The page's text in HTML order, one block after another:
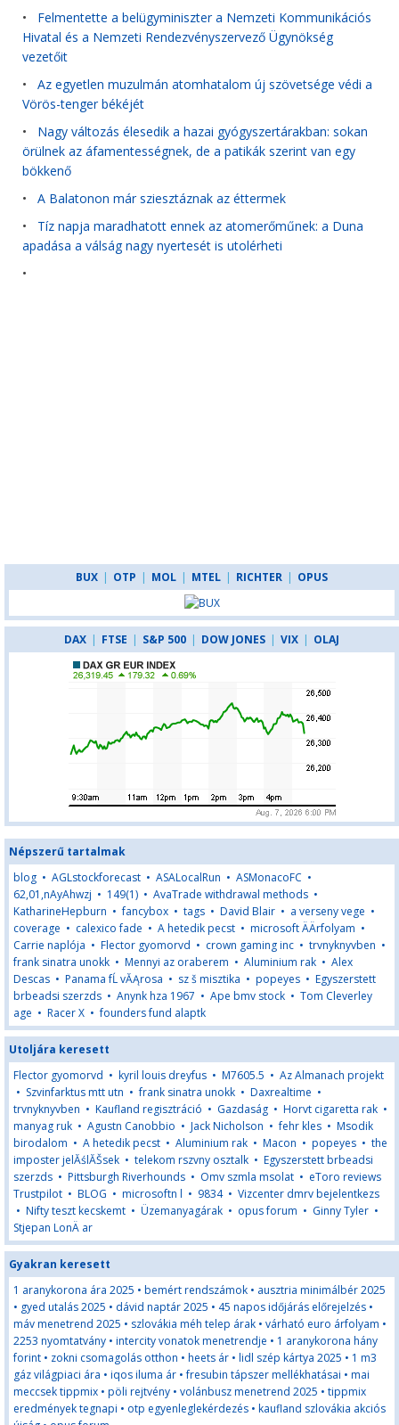
• Felmentette a belügyminiszter a Nemzeti Kommunikációs
Hivatal és a Nemzeti Rendezvényszervező Ügynökség
vezetőit
• Az egyetlen muzulmán atomhatalom új szövetsége védi a
Vörös-tenger békéjét
• Nagy változás élesedik a hazai gyógyszertárakban: sokan
örülnek az áfamentességnek, de a patikák szerint van egy
bökkenő
• A Balatonon már sziesztáznak az éttermek
• Tíz napja maradhatott ennek az atomerőműnek: a Duna
apadása a válság nagy nyertesét is utolérheti
•
BUX | OTP | MOL | MTEL | RICHTER | OPUS
DAX | FTSE | S&P 500 | DOW JONES | VIX | OLAJ
Népszerű tartalmak
blog • AGLstockforecast • ASALocalRun • ASMonacoFC •
62,01,nAyAhwzj • 149(1) • AvaTrade withdrawal methods •
KatharineHepburn •fancybox • tags • David Blair • a verseny vege •
coverage • calexico fade • A hetedik pecst • microsoft ÄÄrfolyam •
Carrie naplója • Flector gyomorvd • crown gaming inc • trvnyknyvben •
frank sinatra unokk • Mennyi az oraberem • Aluminium rak • Alex
Descas • Panama fĹ vĂĄrosa • sz š misztika • popeyes • Egyszerstett
brbeadsi szerzds • Anynk hza 1967 • Ape bmv stock • Tom Cleverley
age • Racer X •founders fund alaptk
Utoljára keresett
Flector gyomorvd • kyril louis dreyfus • M7605.5 • Az Almanach projekt
• Szvinfarktus mtt utn •frank sinatra unokk • Daxrealtime •
trvnyknyvben • Kaufland regisztráció • Gazdaság • Horvt cigaretta rak •
manyag ruk • Agustn Canobbio • Jack Nicholson •fehr kles • Msodik
birodalom • A hetedik pecst • Aluminium rak • Macon • popeyes • the
imposter jelĂślĂŠsek • telekom rszvny osztalk • Egyszerstett brbeadsi
szerzds • Pittsburgh Riverhounds • Omv szmla msolat • eToro reviews
Trustpilot • BLOG • microsoftn l • 9834• Vizcenter dmrv bejelentkezs
• Nifty teszt kecskemt • Üzemanyagárak • opus forum • Ginny Tyler •
Stjepan LonÄ ar
Gyakran keresett
1 aranykorona ára 2025 • bemért rendszámok • ausztria minimálbér 2025
• gyed utalás 2025 • dávid naptár 2025 • 45 napos időjárás előrejelzés •
máv menetrend 2025 • szlovákia méh telep árak • várható euro árfolyam •
2253 nyomtatvány • intercity vonatok menetrendje • 1 aranykorona hány
forint • zokni csomagolás otthon • heets ár • lidl szép kártya 2025 • 1 m3
gáz világpiaci ára • iqos iluma ár •fresubin tápszer mellékhatásai • mai
meccsek tippmix • pöli rejtvény • volánbusz menetrend 2025 • tippmix
eredmények tegnapi • otp egyenleglekérdezés • kaufland szlovákia akciós